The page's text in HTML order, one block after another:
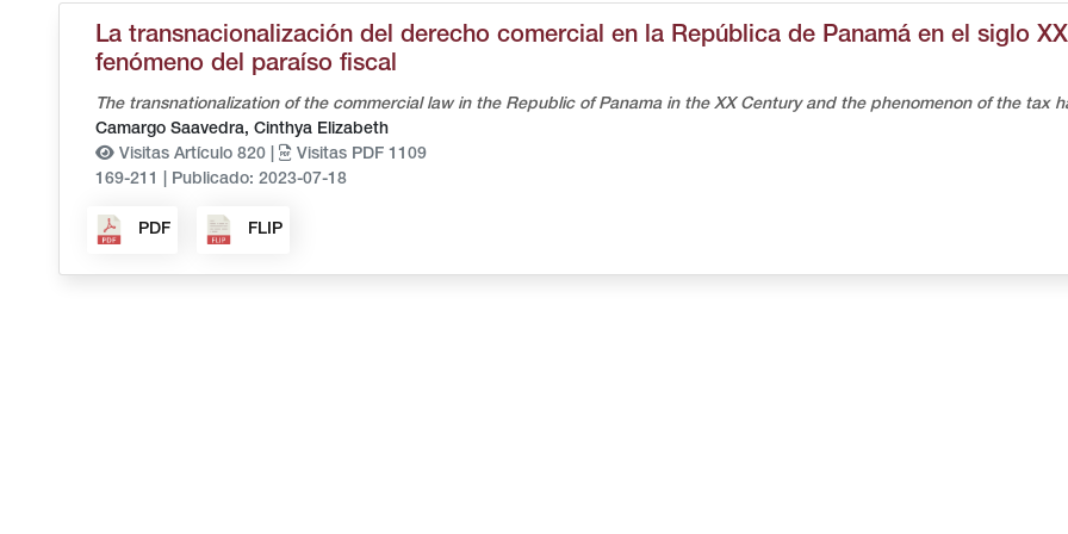
La transnacionalización del derecho comercial en la República de Panamá en el siglo XX
fenómeno del paraíso fiscal
The transnationalization of the commercial law in the Republic of Panama in the XX Century and the phenomenon of the tax
Camargo Saavedra, Cinthya Elizabeth
Visitas Artículo 820 |
Visitas PDF 1109
169-211
Publicado: 2023-07-18
PDF FLIP